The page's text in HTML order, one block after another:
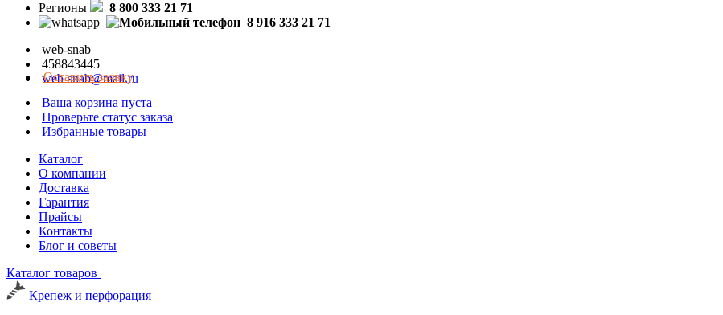
Регионы
8 800 333 21 71
8 916 333 21 71
web-snab
458843445
web-snab@mail.ru
Оставить заявку
Ваша корзина пуста
Проверьте статус заказа
Избранные товары
Каталог
О компании
Доставка
Гарантия
Прайсы
Контакты
Блог и советы
Каталог товаров
Крепеж и перфорация